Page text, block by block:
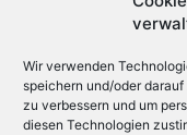
Wir verwenden
speichern und/oder
zu verbessern und um
diesen Technologien
Preise
verschiedenen
Nutzen Sie
Mietwagenseiten